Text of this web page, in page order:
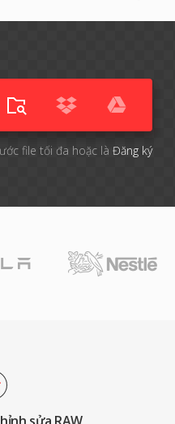
file tối đa hoặc là Đăng ký